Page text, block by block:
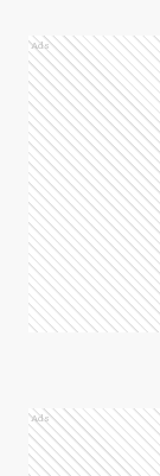
Ads
Ads